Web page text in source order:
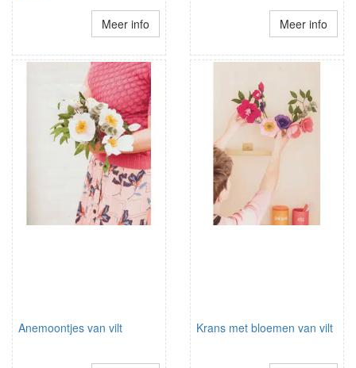
Meer info Meer info
Anemoontjes van vilt Krans met bloemen van vilt